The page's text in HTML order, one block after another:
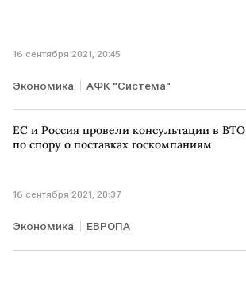
16 сентября 2021, 20:45
Экономика АФК "Система"
ЕС и Россия провели консультации в ВТО
по спору о поставках госкомпаниям
16 сентября 2021, 20:37
Экономика ЕВРОПА